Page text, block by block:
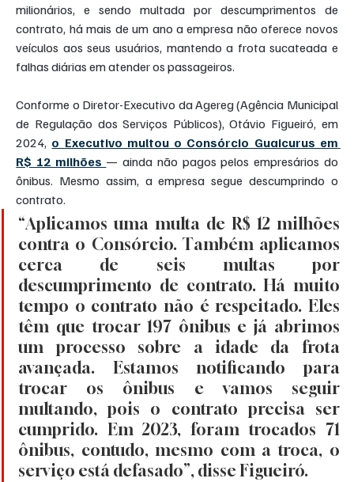
milionários, e sendo multada por descumprimentos de
contrato, há mais de um ano a empresa não oferece novos
veículos aos seus usuários, mantendo a frota sucateada e
falhas diárias em atender os passageiros.
Conforme o Diretor-Executivo da Agereg (Agência Municipal
de Regulação dos Serviços Públicos), Otávio Figueiró, em
2024, o Executivo multou o Consórcio Guaicurus em
R$ 12 milhões — ainda não pagos pelos empresários do
ônibus. Mesmo assim, a empresa segue descumprindo o
contrato.
“Aplicamos uma multa de R$ 12 milhões
contra o Consórcio. Também aplicamos
cerca de seis multas por
descumprimento de contrato. Há muito
tempo o contrato não é respeitado. Eles
têm que trocar 197 ônibus e já abrimos
um processo sobre a idade da frota
avançada. Estamos notificando para
trocar os ônibus e vamos seguir
multando, pois o contrato precisa ser
cumprido. Em 2023, foram trocados 71
ônibus, contudo, mesmo com a troca, o
serviço está defasado”, disse Figueiró.